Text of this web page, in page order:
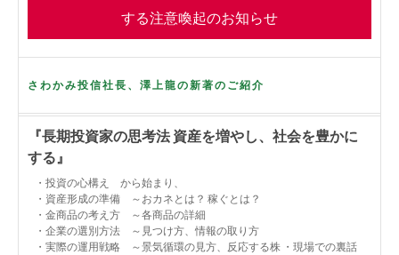
する注意喚起のお知らせ
さわかみ投信社長、澤上龍の新著のご紹介
『長期投資家の思考法 資産を増やし、社会を豊かに
する』
・投資の心構え から始まり、
・資産形成の準備 ～おカネとは？ 稼ぐとは？
・金商品の考え方 ～各商品の詳細
・企業の選別方法 ～見つけ方、情報の取り方
・実際の運用戦略 ～景気循環の見方、反応する株 ・現場での裏話